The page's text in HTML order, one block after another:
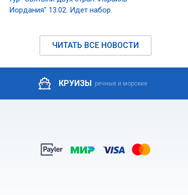
Иордания" 13.02. Идет набор.
ЧИТАТЬ ВСЕ НОВОСТИ
КРУИЗЫ речные и морские